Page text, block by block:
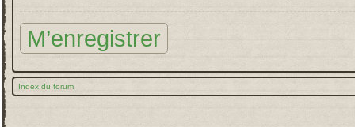
M’enregistrer
Index du forum